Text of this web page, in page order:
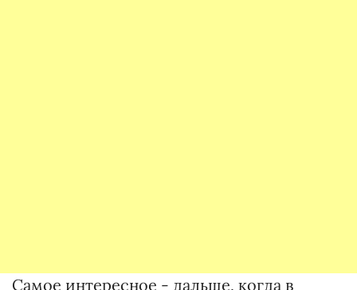
Самое интересное - дальше, когда в